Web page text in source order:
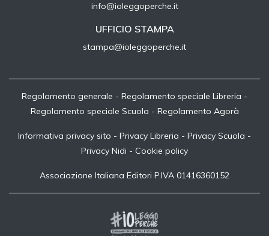
info@ioleggoperche.it
UFFICIO STAMPA
stampa@ioleggoperche.it
Regolamento generale - Regolamento speciale Libreria -
Regolamento speciale Scuola - Regolamento Agorà
Informativa privacy sito - Privacy Libreria - Privacy Scuola -
Privacy Nidi - Cookie policy
Associazione Italiana Editori P.IVA 01416360152